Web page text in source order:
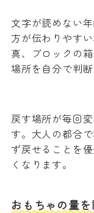
文字が読めない
方が伝わりやす
真、ブロックの
場所を自分で判
戻す場所が毎回
す。大人の都合
ず戻せることを
くなります。
おもちゃの量を